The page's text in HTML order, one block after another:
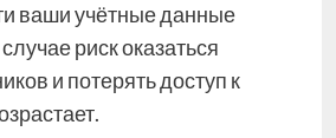
ваши учётные данные
риск оказаться
и потерять доступ к